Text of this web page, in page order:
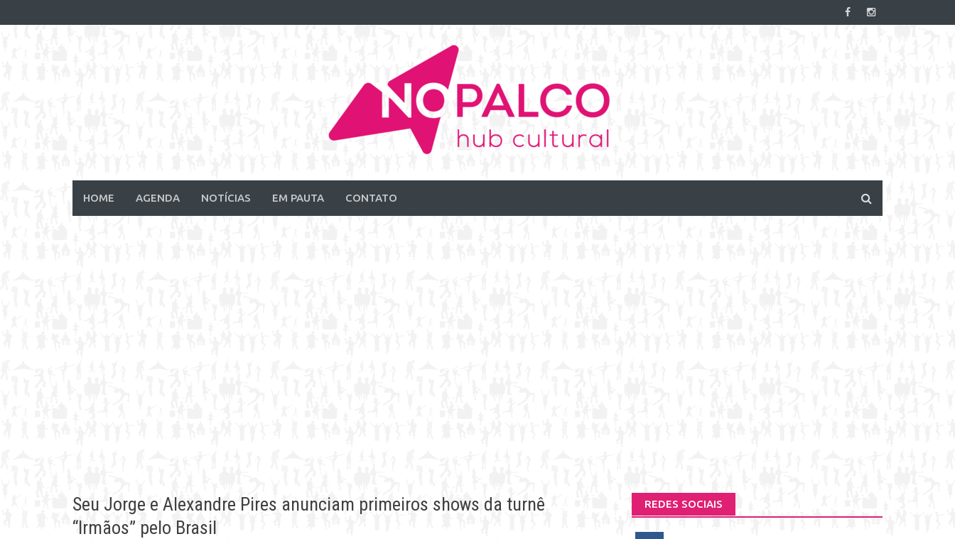
to
HOME AGENDA NOTÍCIAS EM PAUTA CONTATO
Seu Jorge e Alexandre Pires anunciam primeiros shows da turnê
“Irmãos” pelo Brasil
REDES SOCIAIS